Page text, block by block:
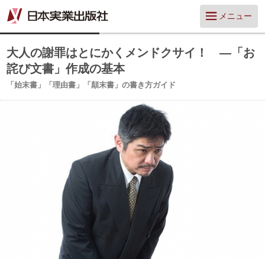
メニュー
大人の謝罪はとにかくメンドクサイ！ ―「お
詫び文書」作成の基本
「始末書」「理由書」「顛末書」の書き方ガイド